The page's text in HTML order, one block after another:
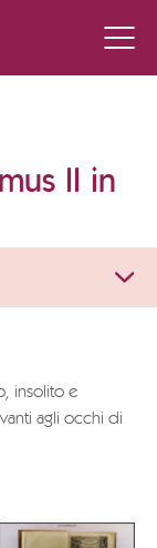
II in
insolito e
agli occhi di